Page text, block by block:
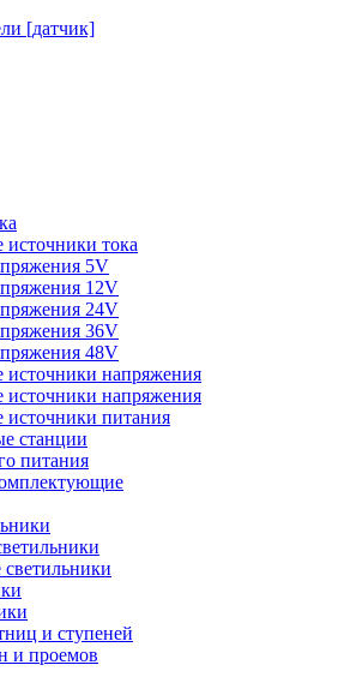
[датчик]
тока
5V
12V
24V
36V
48V
напряжения
источники напряжения
питания
станции
питания
и ступеней
и проемов